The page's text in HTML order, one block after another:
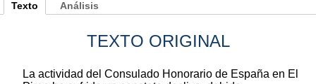
Texto
TEXTO ORIGINAL
La actividad del Consulado Honorario de España en El
Análisis